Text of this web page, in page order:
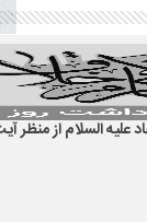
السلام از منظر